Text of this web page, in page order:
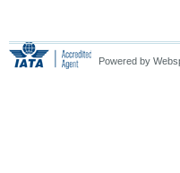
Powered by